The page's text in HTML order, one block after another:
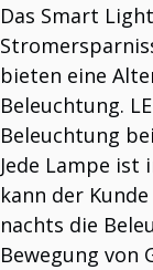
Das Smart
bieten eine
Beleuchtung.
Beleuchtung
Jede Lampe
kann der
nachts die
Bewegung von